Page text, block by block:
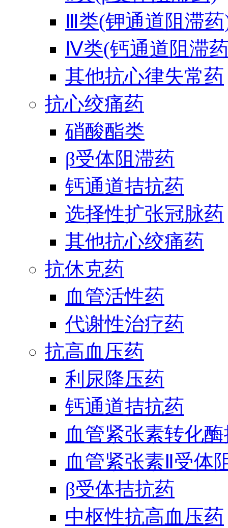
Ⅲ类(钾通道阻滞
Ⅳ类(钙通道阻滞
其他抗心律失常药
抗心绞痛药
硝酸酯类
β受体阻滞药
钙通道拮抗药
选择性扩张冠脉药
其他抗心绞痛药
抗休克药
血管活性药
代谢性治疗药
抗高血压药
利尿降压药
钙通道拮抗药
血管紧张素转化
血管紧张素Ⅱ受体
β受体拮抗药
中枢性抗高血压药